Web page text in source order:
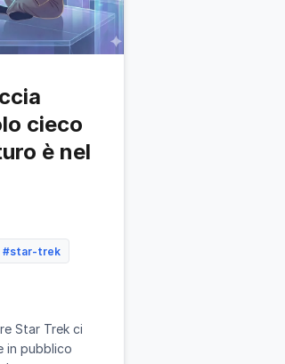
cieco
è nel
#star-trek
Star Trek ci
in pubblico